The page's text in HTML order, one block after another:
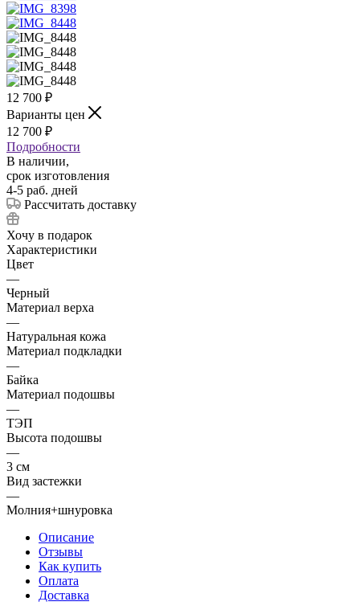
12 700 ₽
Варианты цен
12 700 ₽
Подробности
В наличии,
срок изготовления
4-5 раб. дней
Рассчитать доставку
Хочу в подарок
Характеристики
Цвет
—
Черный
Материал верха
—
Натуральная кожа
Материал подкладки
—
Байка
Материал подошвы
—
ТЭП
Высота подошвы
—
3 см
Вид застежки
—
Молния+шнуровка
Описание
Отзывы
Как купить
Оплата
Доставка